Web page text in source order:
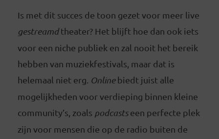
Is met dit succes de toon gezet voor meer live
gestreamdtheater? Het blijft hoe dan ook iets
voor een niche publiek en zal nooit het bereik
hebben van muziekfestivals, maar dat is
helemaal niet erg. Onlinebiedt juist alle
mogelijkheden voor verdieping binnen kleine
community’s, zoals podcastseen perfecte plek
zijn voor mensen die op de radio buiten de